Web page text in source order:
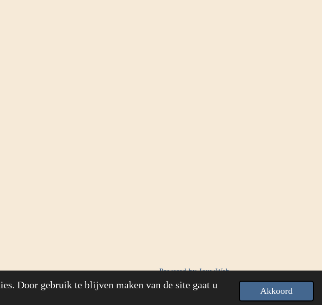
Door gebruik te blijven maken van de site gaat u
Akkoord
Powered byJouwWeb